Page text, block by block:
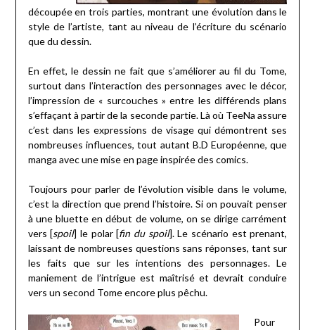
découpée en trois parties, montrant une évolution dans le
style de l’artiste, tant au niveau de l’écriture du scénario
que du dessin.
En effet, le dessin ne fait que s’améliorer au fil du Tome,
surtout dans l’interaction des personnages avec le décor,
l’impression de « surcouches » entre les différends plans
s’effaçant à partir de la seconde partie. Là où TeeNa assure
c’est dans les expressions de visage qui démontrent ses
nombreuses influences, tout autant B.D Européenne, que
manga avec une mise en page inspirée des comics.
Toujours pour parler de l’évolution visible dans le volume,
c’est la direction que prend l’histoire. Si on pouvait penser
à une bluette en début de volume, on se dirige carrément
vers [spoil] le polar [fin du spoil]. Le scénario est prenant,
laissant de nombreuses questions sans réponses, tant sur
les faits que sur les intentions des personnages. Le
maniement de l’intrigue est maîtrisé et devrait conduire
vers un second Tome encore plus pêchu.
Pour